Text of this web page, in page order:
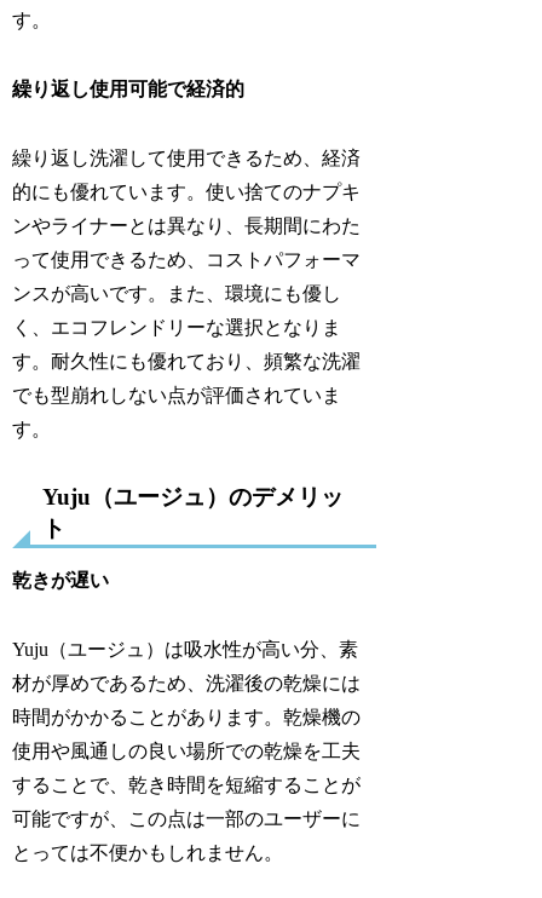
す。
繰り返し使用可能で経済的
繰り返し洗濯して使用できるため、経済
的にも優れています。使い捨てのナプキ
ンやライナーとは異なり、長期間にわた
って使用できるため、コストパフォーマ
ンスが高いです。また、環境にも優し
く、エコフレンドリーな選択となりま
す。耐久性にも優れており、頻繁な洗濯
でも型崩れしない点が評価されていま
す。
Yuju（ユージュ）のデメリッ
ト
乾きが遅い
Yuju（ユージュ）は吸水性が高い分、素
材が厚めであるため、洗濯後の乾燥には
時間がかかることがあります。乾燥機の
使用や風通しの良い場所での乾燥を工夫
することで、乾き時間を短縮することが
可能ですが、この点は一部のユーザーに
とっては不便かもしれません。